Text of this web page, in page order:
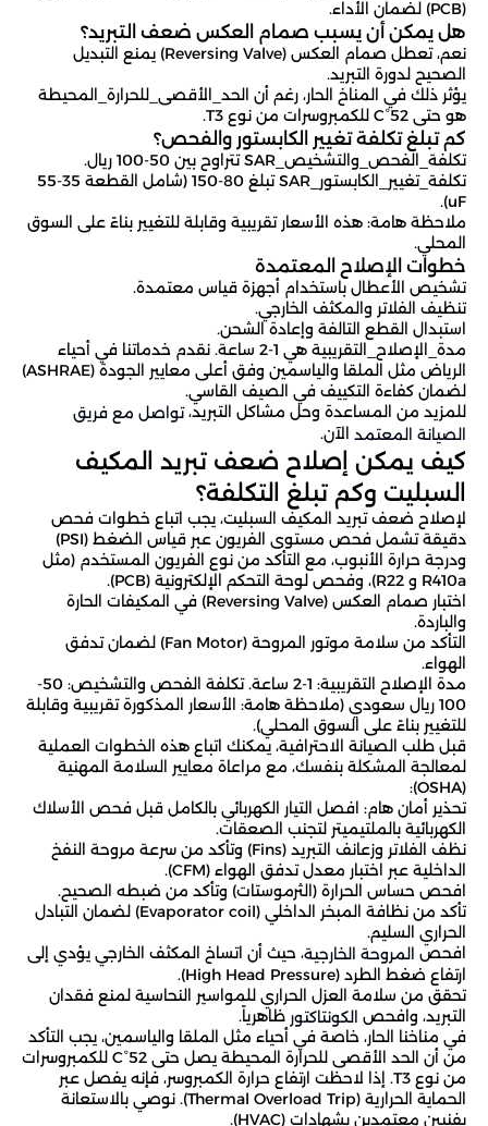
هل يمكن أن يسبب صمام العكس ضعف التبريد؟
نعم، تعطل صمام العكس (Reversing Valve) يمنع التبديل
الصحيح لدورة التبريد.
يؤثر ذلك في المناخ الحار، رغم أن الحد_الأقصى_للحرارة_المحيطة
هو حتى 52°C للكمبروسرات من نوع T3.
كم تبلغ تكلفة تغيير الكابستور والفحص؟
تكلفة_الفحص_والتشخيص_SAR تتراوح بين 50-100 ريال.
تكلفة_تغيير_الكابستور_SAR تبلغ 80-150 (شامل القطعة 35-55
uF).
ملاحظة هامة: هذه الأسعار تقريبية وقابلة للتغيير بناءً على السوق
المحلي.
خطوات الإصلاح المعتمدة
تشخيص الأعطال باستخدام أجهزة قياس معتمدة.
تنظيف الفلاتر والمكثف الخارجي.
استبدال القطع التالفة وإعادة الشحن.
مدة_الإصلاح_التقريبية هي 1-2 ساعة. نقدم خدماتنا في أحياء
الرياض مثل الملقا والياسمين وفق أعلى معايير الجودة (ASHRAE)
لضمان كفاءة التكييف في الصيف القاسي.
للمزيد من المساعدة وحل مشاكل التبريد،تواصل مع فريق
الصيانة المعتمدالآن.
كيف يمكن إصلاح ضعف تبريد المكيف
السبليت وكم تبلغ التكلفة؟
لإصلاح ضعف تبريد المكيف السبليت، يجب اتباع خطوات فحص
دقيقة تشمل فحص مستوى الفريون عبر قياس الضغط (PSI)
ودرجة حرارة الأنبوب، مع التأكد من نوع الفريون المستخدم (مثل
R410a و R22)، وفحص لوحة التحكم الإلكترونية (PCB).
اختبار صمام العكس (Reversing Valve) في المكيفات الحارة
والباردة.
التأكد من سلامة موتور المروحة (Fan Motor) لضمان تدفق
الهواء.
مدة الإصلاح التقريبية: 1-2 ساعة. تكلفة الفحص والتشخيص: 50-
100 ريال سعودي (ملاحظة هامة: الأسعار المذكورة تقريبية وقابلة
للتغيير بناءً على السوق المحلي).
قبل طلب الصيانة الاحترافية، يمكنك اتباع هذه الخطوات العملية
لمعالجة المشكلة بنفسك، مع مراعاة معايير السلامة المهنية
تحذير أمان هام: افصل التيار الكهربائي بالكامل قبل فحص الأسلاك
الكهربائية بالملتيميتر لتجنب الصعقات.
نظف الفلاتر وزعانف التبريد (Fins) وتأكد من سرعة مروحة النفخ
الداخلية عبر اختبار معدل تدفق الهواء (CFM).
افحص حساس الحرارة (الثرموستات) وتأكد من ضبطه الصحيح.
تأكد من نظافة المبخر الداخلي (Evaporator coil) لضمان التبادل
الحراري السليم.
افحص المروحة الخارجية، حيث أن اتساخ المكثف الخارجي يؤدي إلى
ارتفاع ضغط الطرد (High Head Pressure).
تحقق من سلامة العزل الحراري للمواسير النحاسية لمنع فقدان
التبريد، وافحص الكونتاكتورظاهرياً.
في مناخنا الحار، خاصة في أحياء مثل الملقا والياسمين، يجب التأكد
من أن الحد الأقصى للحرارة المحيطة يصل حتى 52°C للكمبروسرات
من نوع T3. إذا لاحظت ارتفاع حرارة الكمبروسر، فإنه يفصل عبر
الحماية الحرارية (Thermal Overload Trip). نوصي بالاستعانة
بفنيين معتمدين بشهادات (HVAC).